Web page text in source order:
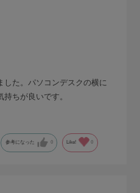
た。パソコンデスクの横に
ちが良いです。
参考になった 0 Like! 0